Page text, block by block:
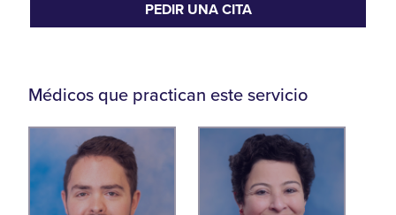
PEDIR UNA CITA
Médicos que practican este servicio